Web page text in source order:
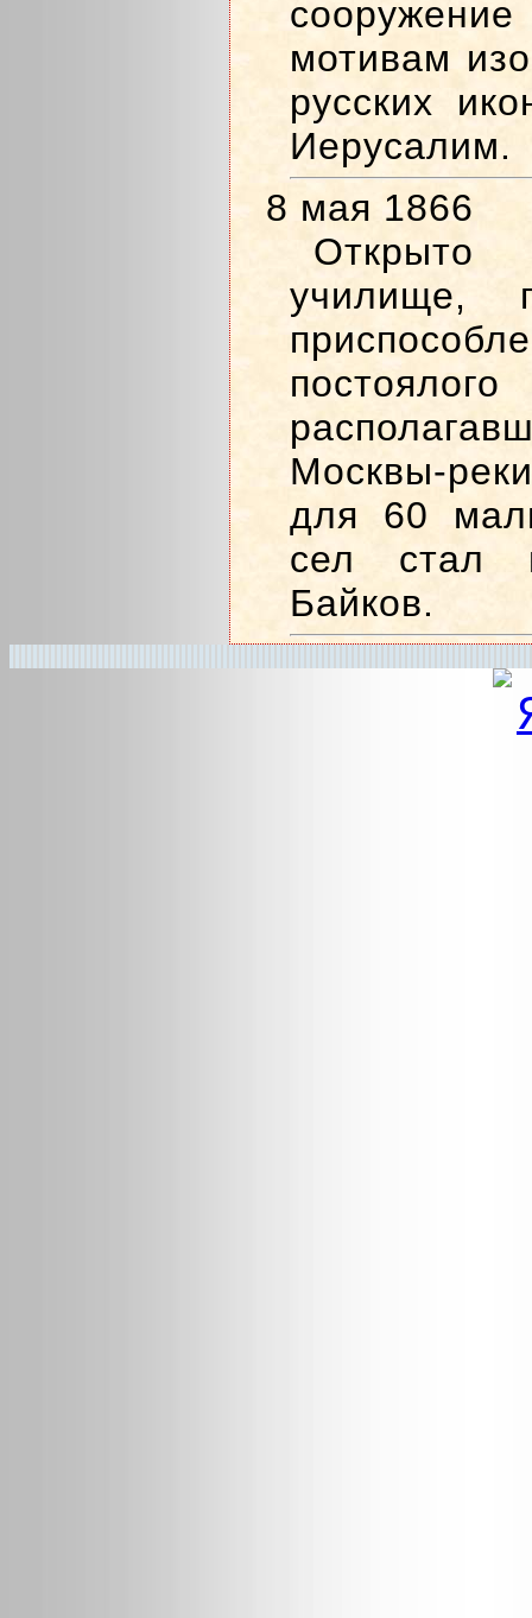
мотивам
русских
Иерусалим.
8 мая 1866
училище,
Москвы-
для 60
сел стал
Байков.